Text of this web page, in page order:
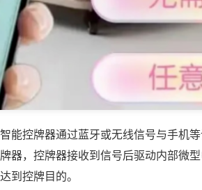
能控牌器通过蓝牙或无线信号与手机
器，控牌器接收到信号后驱动内部微
到控牌目的。